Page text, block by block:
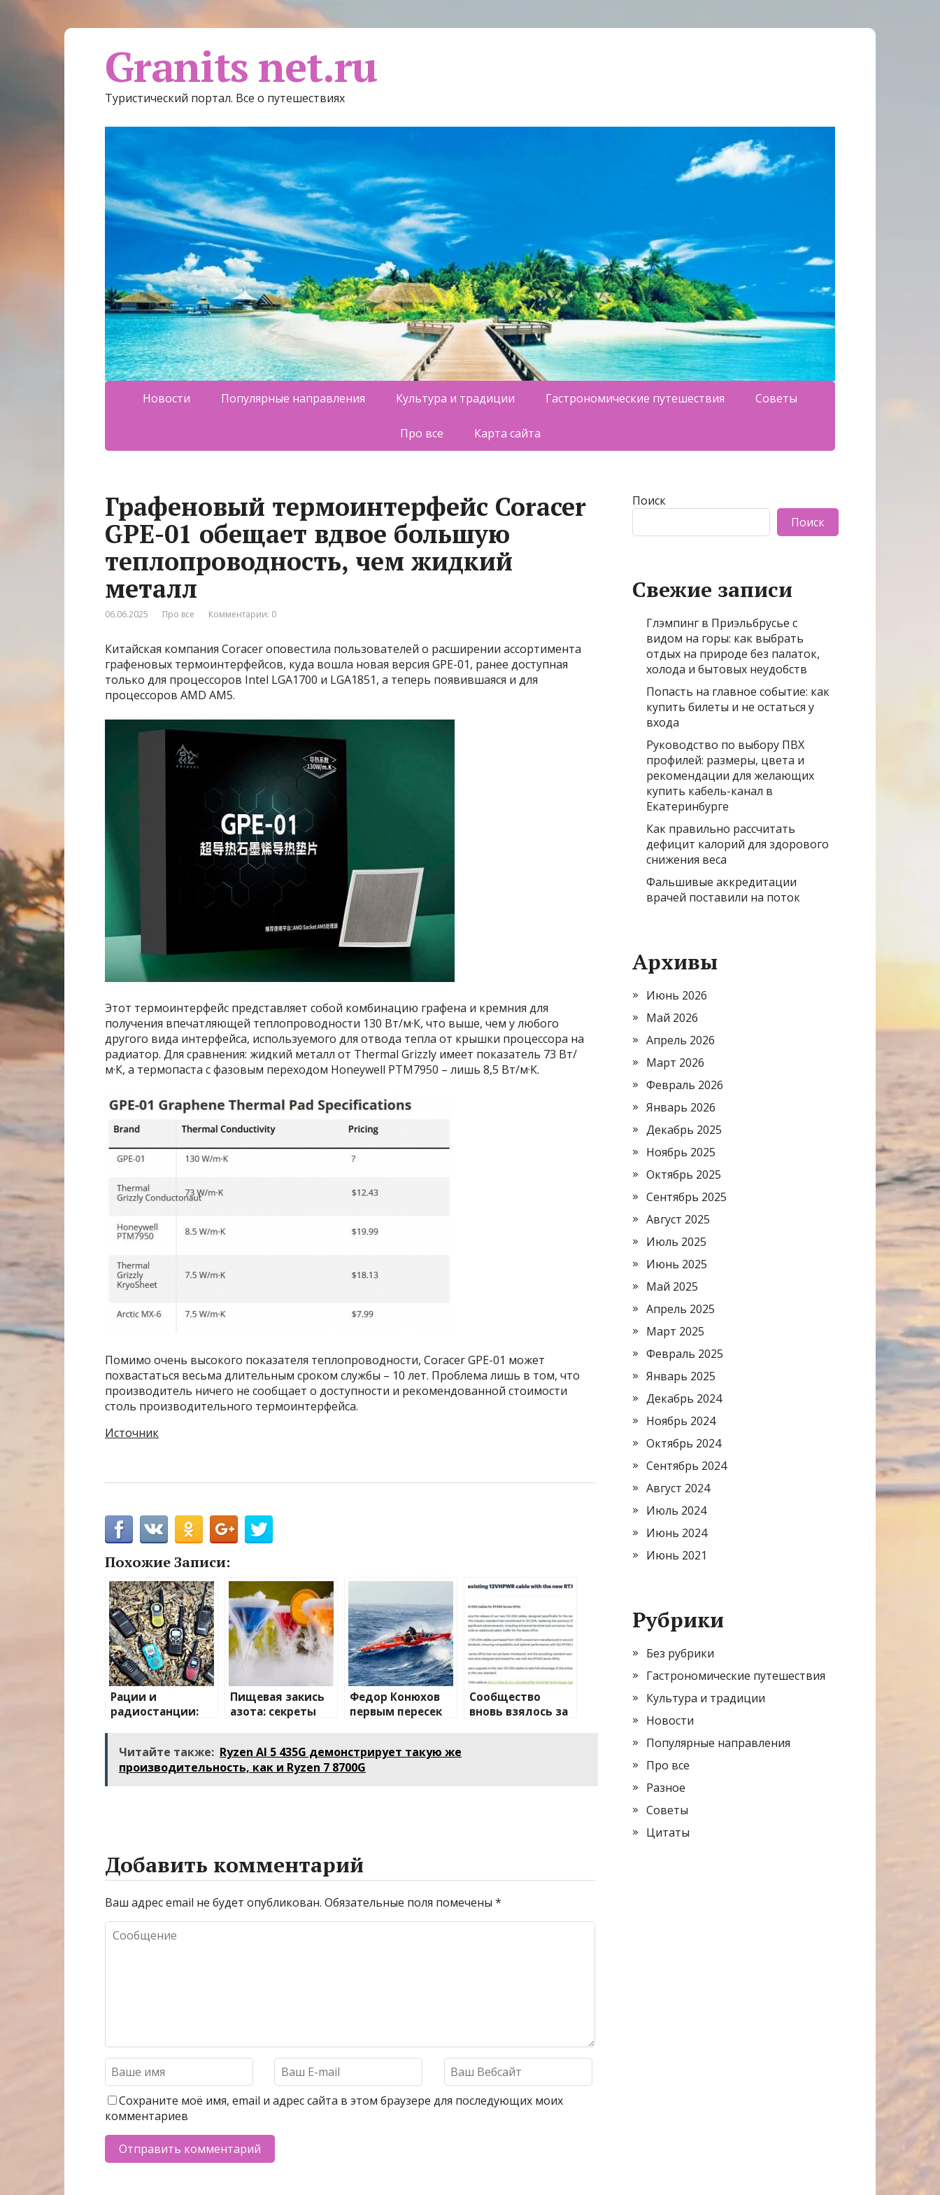
Granits net.ru
Туристический портал. Все о путешествиях
Новости Популярные направления Культура и традиции Гастрономические путешествия Советы
Про все Карта сайта
Графеновый термоинтерфейс Coracer
GPE-01 обещает вдвое большую
теплопроводность, чем жидкий
металл
06.06.2025 Про все Комментарии: 0
Китайская компания Coracer оповестила пользователей о расширении ассортимента
графеновых термоинтерфейсов, куда вошла новая версия GPE-01, ранее доступная
только для процессоров Intel LGA1700 и LGA1851, а теперь появившаяся и для
процессоров AMD AM5.
Этот термоинтерфейс представляет собой комбинацию графена и кремния для
получения впечатляющей теплопроводности 130 Вт/м·К, что выше, чем у любого
другого вида интерфейса, используемого для отвода тепла от крышки процессора на
радиатор. Для сравнения: жидкий металл от Thermal Grizzly имеет показатель 73 Вт/
м·К, а термопаста с фазовым переходом Honeywell PTM7950 – лишь 8,5 Вт/м·К.
Помимо очень высокого показателя теплопроводности, Coracer GPE-01 может
похвастаться весьма длительным сроком службы – 10 лет. Проблема лишь в том, что
производитель ничего не сообщает о доступности и рекомендованной стоимости
столь производительного термоинтерфейса.
Источник
Похожие Записи:
Рации и
радиостанции:
миру
беспроводной
Пищевая закись
азота: секреты
Федор Конюхов
первым пересек
весельной лодке
Сообщество
вновь взялось за
Читайте также: Ryzen AI 5 435G демонстрирует такую же
производительность, как и Ryzen 7 8700G
Добавить комментарий
Ваш адрес email не будет опубликован. Обязательные поля помечены *
Сохраните моё имя, email и адрес сайта в этом браузере для последующих моих
комментариев
Поиск
Поиск
Свежие записи
Глэмпинг в Приэльбрусье с
видом на горы: как выбрать
отдых на природе без палаток,
холода и бытовых неудобств
Попасть на главное событие: как
купить билеты и не остаться у
входа
Руководство по выбору ПВХ
профилей: размеры, цвета и
рекомендации для желающих
купить кабель-канал в
Екатеринбурге
Как правильно рассчитать
дефицит калорий для здорового
снижения веса
Фальшивые аккредитации
врачей поставили на поток
Архивы
Июнь 2026
Май 2026
Апрель 2026
Март 2026
Февраль 2026
Январь 2026
Декабрь 2025
Ноябрь 2025
Октябрь 2025
Сентябрь 2025
Август 2025
Июль 2025
Июнь 2025
Май 2025
Апрель 2025
Март 2025
Февраль 2025
Январь 2025
Декабрь 2024
Ноябрь 2024
Октябрь 2024
Сентябрь 2024
Август 2024
Июль 2024
Июнь 2024
Июнь 2021
Рубрики
Без рубрики
Гастрономические путешествия
Культура и традиции
Новости
Популярные направления
Про все
Разное
Советы
Цитаты